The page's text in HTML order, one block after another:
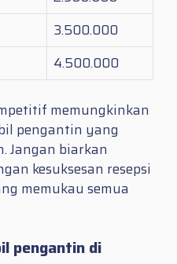
3.500.000
4.500.000
memungkinkan
pengantin yang
Jangan biarkan
kesuksesan resepsi
memukau semua
pengantin di